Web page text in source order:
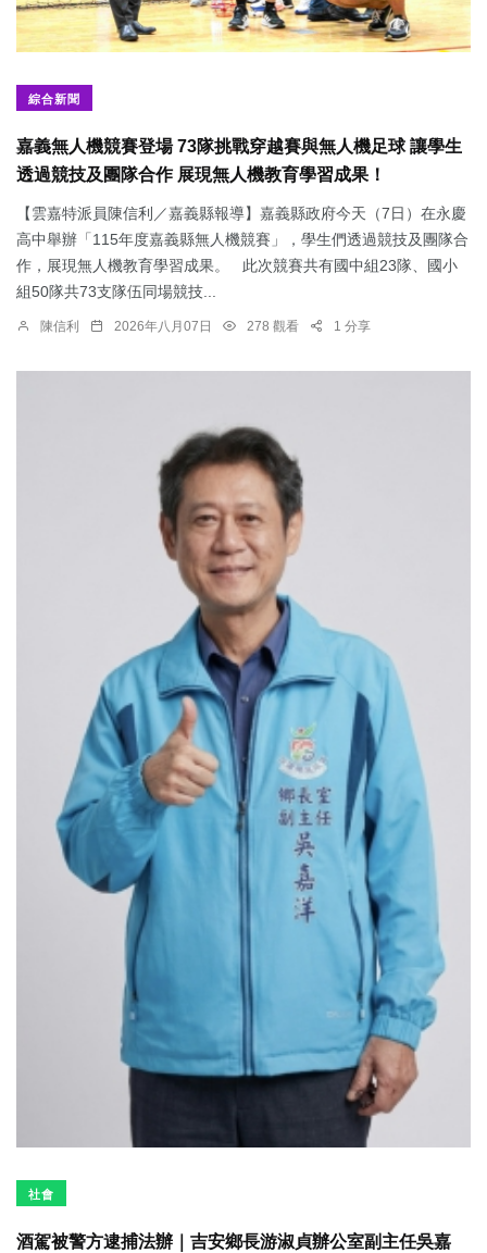
綜合新聞
嘉義無人機競賽登場 73隊挑戰穿越賽與無人機足球 讓學生
透過競技及團隊合作 展現無人機教育學習成果！
【雲嘉特派員陳信利／嘉義縣報導】嘉義縣政府今天（7日）在永慶
高中舉辦「115年度嘉義縣無人機競賽」，學生們透過競技及團隊合
作，展現無人機教育學習成果。 此次競賽共有國中組23隊、國小
組50隊共73支隊伍同場競技...
陳信利 2026年八月07日 278 觀看 1 分享
社會
酒駕被警方逮捕法辦｜吉安鄉長游淑貞辦公室副主任吳嘉